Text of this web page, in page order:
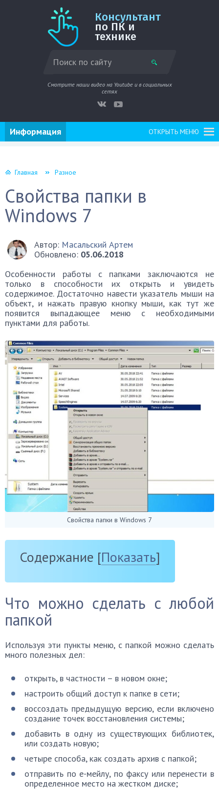
Консультант
по ПК и
технике
Смотрите наши видео на Youtube и в социальных
сетях
ОТКРЫТЬ МЕНЮ
Информация
Главная Разное
Свойства папки в
Windows 7
Автор: Масальский Артем
Обновлено: 05.06.2018
Особенности работы с папками заключаются не
только в способности их открыть и увидеть
содержимое. Достаточно навести указатель мыши на
объект, и нажать правую кнопку мыши, как тут же
появится выпадающее меню с необходимыми
пунктами для работы.
Свойства папки в Windows 7
Содержание [Показать]
Что можно сделать с любой
папкой
Используя эти пункты меню, с папкой можно сделать
много полезных дел:
открыть, в частности – в новом окне;
настроить общий доступ к папке в сети;
воссоздать предыдущую версию, если включено
создание точек восстановления системы;
добавить в одну из существующих библиотек,
или создать новую;
четыре способа, как создать архив с папкой;
отправить по е-мейлу, по факсу или перенести в
определенное место на жестком диске;